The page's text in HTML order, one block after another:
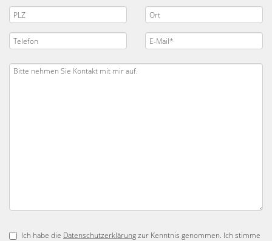
Ich habe die Datenschutzerklärungzur Kenntnis genommen. Ich stimme